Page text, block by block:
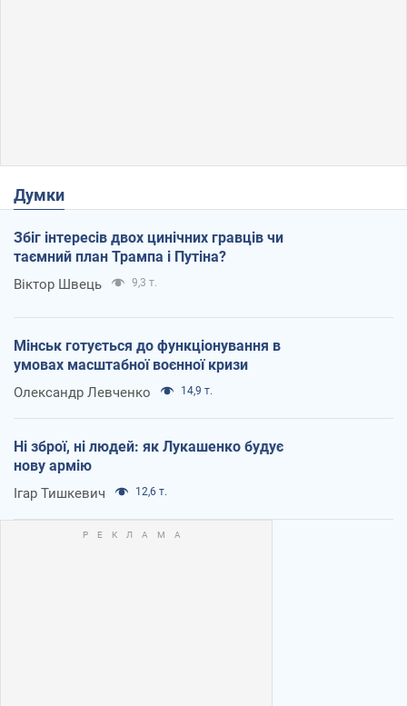
Думки
Збіг інтересів двох цинічних гравців чи
таємний план Трампа і Путіна?
Віктор Швець 9,3 т.
Мінськ готується до функціонування в
умовах масштабної воєнної кризи
Олександр Левченко 14,9 т.
Ні зброї, ні людей: як Лукашенко будує
нову армію
Ігар Тишкевич 12,6 т.